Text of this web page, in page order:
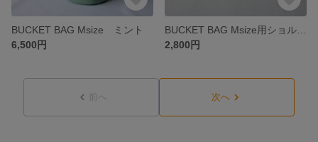
BUCKET BAG Msize ミント
6,500円
2,800円
前へ 次へ